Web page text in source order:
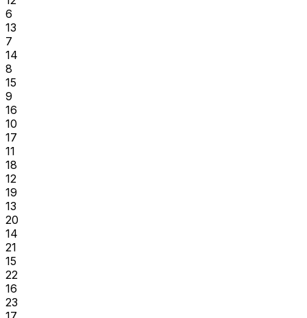
6
13
7
14
8
15
9
16
10
17
11
18
12
19
13
20
14
21
15
22
16
23